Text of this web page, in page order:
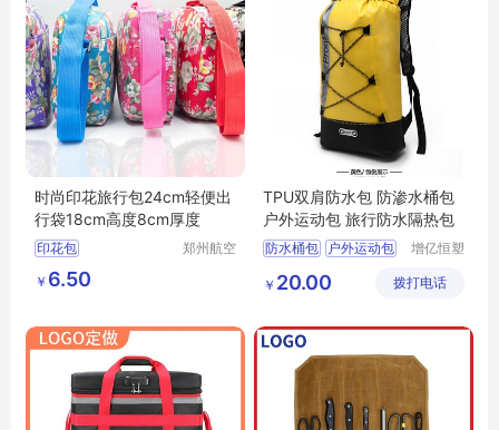
时尚印花旅行包24cm轻便出
行袋18cm高度8cm厚度
印花包
郑州航空
￥ 6.50
TPU双肩防水包 防渗水桶包
户外运动包 旅行防水隔热包
防水桶包
户外运动包
tpu背包
增亿恒塑
圳）有限
￥ 20.00 拨打电话